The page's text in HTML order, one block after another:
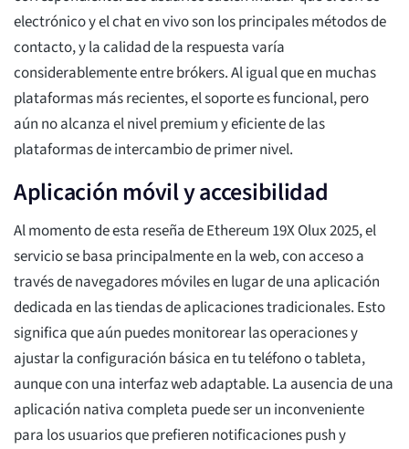
electrónico y el chat en vivo son los principales métodos de
contacto, y la calidad de la respuesta varía
considerablemente entre brókers. Al igual que en muchas
plataformas más recientes, el soporte es funcional, pero
aún no alcanza el nivel premium y eficiente de las
plataformas de intercambio de primer nivel.
Aplicación móvil y accesibilidad
Al momento de esta reseña de Ethereum 19X Olux 2025, el
servicio se basa principalmente en la web, con acceso a
través de navegadores móviles en lugar de una aplicación
dedicada en las tiendas de aplicaciones tradicionales. Esto
significa que aún puedes monitorear las operaciones y
ajustar la configuración básica en tu teléfono o tableta,
aunque con una interfaz web adaptable. La ausencia de una
aplicación nativa completa puede ser un inconveniente
para los usuarios que prefieren notificaciones push y